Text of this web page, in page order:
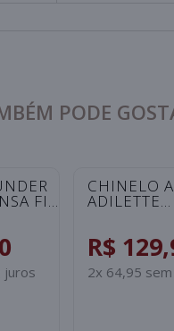
PODE
FIX
juros
CHINELO
ADILETTE
PRETO/
R$
2x 64,95